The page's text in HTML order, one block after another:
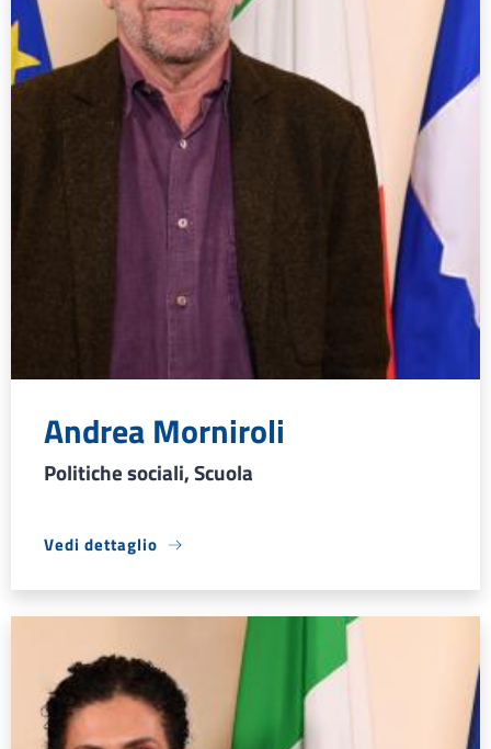
Andrea Morniroli
Politiche sociali, Scuola
Vedi dettaglio